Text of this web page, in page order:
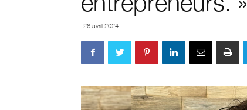
26 avril 2024